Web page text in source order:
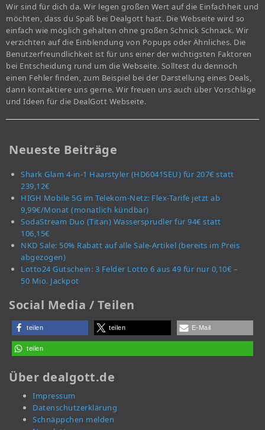
Wir sind für dich da. Wir legen großen Wert auf die Einfachheit und
möchten, dass du Spaß bei Dealgott hast. Die Webseite wird so
einfach wie möglich gehalten ohne großen Schnick Schnack. Wir
verzichten auf die Einblendung von Popups oder Ähnliches. Die
Benutzerfreundlichkeit ist für uns einer der wichtigsten Faktoren
bei Entscheidung rund um die Webseite. Solltest du dennoch
einen Fehler finden, zum Beispiel bei der Darstellung eines Deals,
dann kontaktiere uns gerne. Wir freuen uns auch über Vorschläge
und Ideen für die DealGott Webseite.
Neueste Beiträge
Shark Glam 4-in-1 Haarstyler (HD6041SEU) für 207€ statt
239,12€
HIGH Mobile 5G im Telekom-Netz: Flex-Tarife jetzt ab
9,99€/Monat (monatlich kündbar)
SodaStream Duo (Titan) Wassersprudler für 94€ statt
106,15€
NKD Sale: 50% Rabatt auf alle Sale-Artikel (bereits im Preis
abgezogen)
Lotto24 Gutschein: 3 Felder Lotto 6 aus 49 für nur 0,10€ –
50 Mio. Jackpot
Social Media / Teilen
teilen teilen E-Mail
teilen
Über dealgott.de
Impressum
Datenschutzerklärung
Schnäppchen melden